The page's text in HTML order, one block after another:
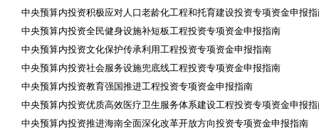
中央预算内投资积极应对人口老龄化工程和托育建设投资专项资金申报
中央预算内投资全民健身设施补短板工程投资专项资金申报指南
中央预算内投资文化保护传承利用工程投资专项资金申报指南
中央预算内投资社会服务设施兜底线工程投资专项资金申报指南
中央预算内投资教育强国推进工程投资专项资金申报指南
中央预算内投资优质高效医疗卫生服务体系建设工程投资专项资金申报
中央预算内投资推进海南全面深化改革开放方向投资专项资金申报指南